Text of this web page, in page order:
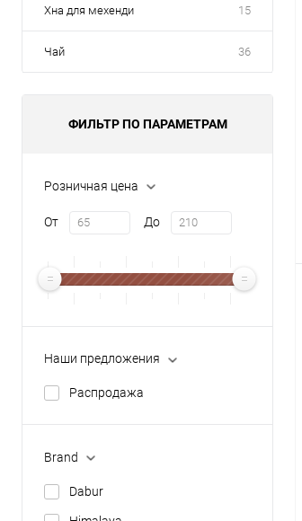
Хна для мехенди 15
Чай 36
ФИЛЬТР ПО ПАРАМЕТРАМ
Розничная цена
От До
Наши предложения
Распродажа
Brand
Dabur